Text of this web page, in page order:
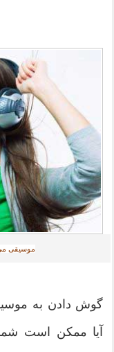
موسیقی
گوش دادن به
آیا ممکن است